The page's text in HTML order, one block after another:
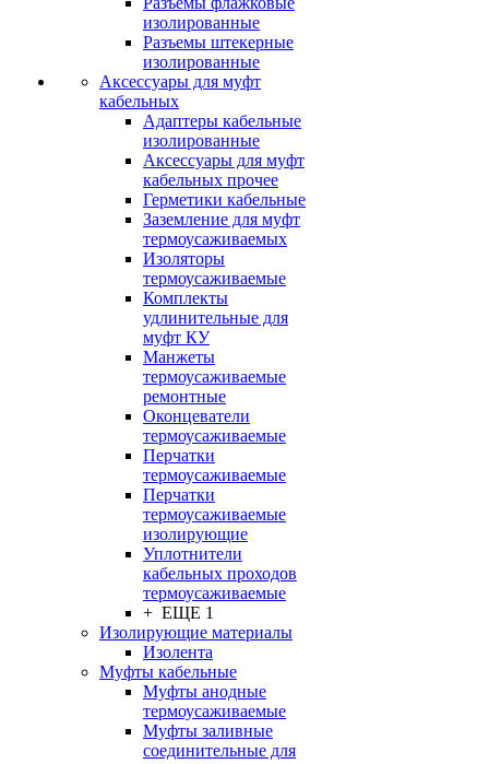
изолированные
Разъемы штекерные
изолированные
Аксессуары для муфт
кабельных
Адаптеры кабельные
изолированные
Аксессуары для муфт
кабельных прочее
Герметики кабельные
Заземление для муфт
термоусаживаемых
Изоляторы
термоусаживаемые
Комплекты
удлинительные для
муфт КУ
Манжеты
термоусаживаемые
ремонтные
Оконцеватели
термоусаживаемые
Перчатки
термоусаживаемые
Перчатки
термоусаживаемые
изолирующие
Уплотнители
кабельных проходов
термоусаживаемые
+ ЕЩЕ 1
Изолирующие материалы
Изолента
Муфты кабельные
Муфты анодные
термоусаживаемые
Муфты заливные
соединительные для